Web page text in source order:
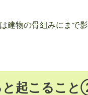
建物の骨組みにまで
と起こるこ